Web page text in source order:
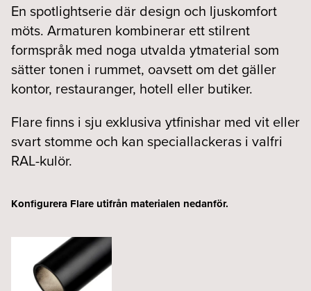
En spotlightserie där design och ljuskomfort
möts. Armaturen kombinerar ett stilrent
formspråk med noga utvalda ytmaterial som
sätter tonen i rummet, oavsett om det gäller
kontor, restauranger, hotell eller butiker.
Flare finns i sju exklusiva ytfinishar med vit eller
svart stomme och kan speciallackeras i valfri
RAL-kulör.
Konfigurera Flare utifrån materialen nedanför.